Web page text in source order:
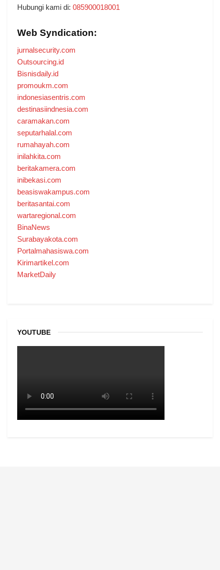
Hubungi kami di: 085900018001
Web Syndication:
jurnalsecurity.com
Outsourcing.id
Bisnisdaily.id
promoukm.com
indonesiasentris.com
destinasiindnesia.com
caramakan.com
seputarhalal.com
rumahayah.com
inilahkita.com
beritakamera.com
inibekasi.com
beasiswakampus.com
beritasantai.com
wartaregional.com
BinaNews
Surabayakota.com
Portalmahasiswa.com
Kirimartikel.com
MarketDaily
YOUTUBE